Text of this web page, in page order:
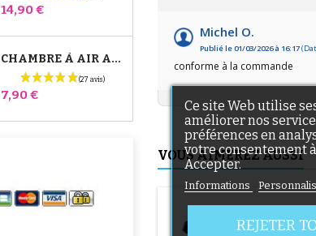
(1 avis)
Prix
14,90 €
CHAMBRE À AIR ARRIÈRE POUSSETTE WHIZZ RED CASTLE
Prix
7,90 €
Michel O.
Publié le 01/03/2026 à 16:17
conforme à la commande
VOUS AIMEREZ AUSSI
Ce site Web utilise
améliorer nos
préférences en
votre consentement
Accepter.
Informations
REJETER